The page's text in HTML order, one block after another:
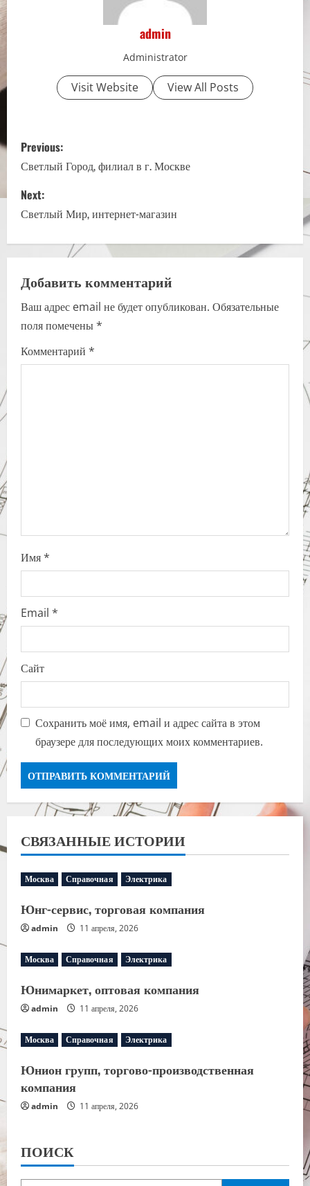
admin
Administrator
Visit Website View All Posts
P
o
s
t
a
v
i
g
Previous:
Светлый Город, филиал в г. Москве
Next:
Светлый Мир, интернет-магазин
Добавить комментарий
Ваш адрес email не будет опубликован. Обязательные
поля помечены*
Комментарий *
Имя*
Email *
Сайт
Сохранить моё имя, email и адрес сайта в этом
браузере для последующих моих комментариев.
СВЯЗАННЫЕ ИСТОРИИ
Москва Справочная Электрика
Юнг-сервис, торговая компания
admin 11 апреля, 2026
Москва Справочная Электрика
Юнимаркет, оптовая компания
admin 11 апреля, 2026
Москва Справочная Электрика
Юнион групп, торгово-производственная
компания
admin 11 апреля, 2026
ПОИСК